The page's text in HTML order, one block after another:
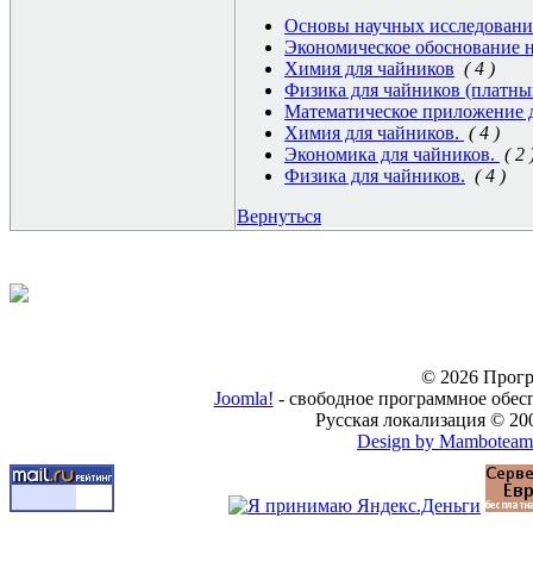
Основы научных
Экономическое
Химия для чайников ( 4 )
Физика для чайников
Математическое приложение
Химия для чайников. ( 4 )
Экономика для чайников. ( 2
Физика для чайников. ( 4 )
Вернуться
© 2026
Joomla! - свободное программное
Русская локализация ©
Design by